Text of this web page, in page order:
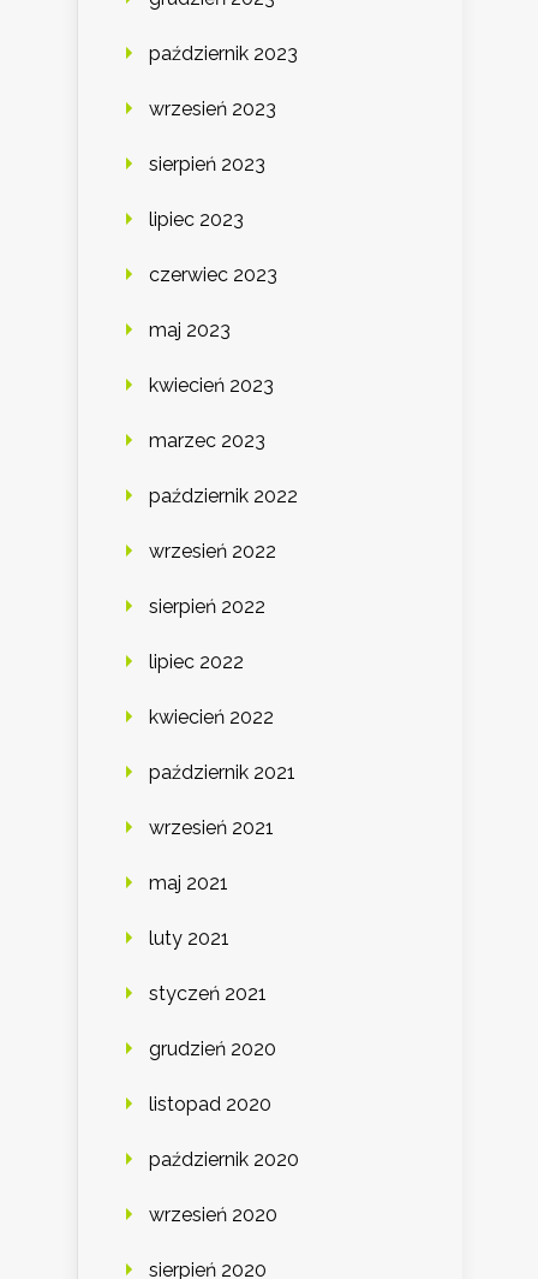
październik 2023
wrzesień 2023
sierpień 2023
lipiec 2023
czerwiec 2023
maj 2023
kwiecień 2023
marzec 2023
październik 2022
wrzesień 2022
sierpień 2022
lipiec 2022
kwiecień 2022
październik 2021
wrzesień 2021
maj 2021
luty 2021
styczeń 2021
grudzień 2020
listopad 2020
październik 2020
wrzesień 2020
sierpień 2020